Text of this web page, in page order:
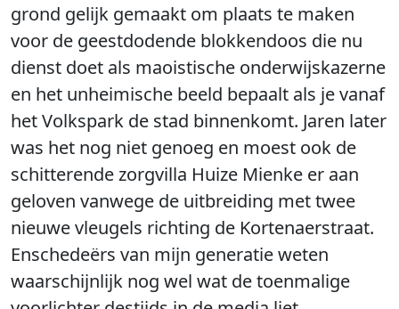
grond gelijk gemaakt om plaats te maken
voor de geestdodende blokkendoos die nu
dienst doet als maoistische onderwijskazerne
en het unheimische beeld bepaalt als je vanaf
het Volkspark de stad binnenkomt. Jaren later
was het nog niet genoeg en moest ook de
schitterende zorgvilla Huize Mienke er aan
geloven vanwege de uitbreiding met twee
nieuwe vleugels richting de Kortenaerstraat.
Enschedeërs van mijn generatie weten
waarschijnlijk nog wel wat de toenmalige